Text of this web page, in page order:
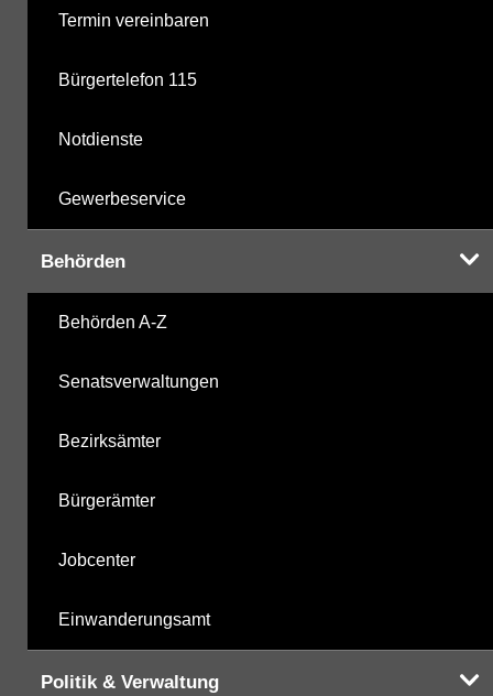
Termin vereinbaren
Bürgertelefon 115
Notdienste
Gewerbeservice
Behörden
Behörden A-Z
Senatsverwaltungen
Bezirksämter
Bürgerämter
Jobcenter
Einwanderungsamt
Politik & Verwaltung